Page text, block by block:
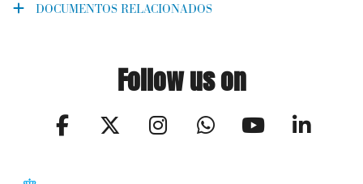
DOCUMENTOS RELACIONADOS
Follow us on